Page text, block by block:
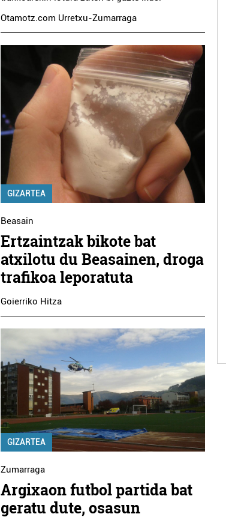
Otamotz.com Urretxu-Zumarraga
GIZARTEA
Beasain
Ertzaintzak bikote bat
atxilotu du Beasainen, droga
trafikoa leporatuta
Goierriko Hitza
GIZARTEA
Zumarraga
Argixaon futbol partida bat
geratu dute, osasun